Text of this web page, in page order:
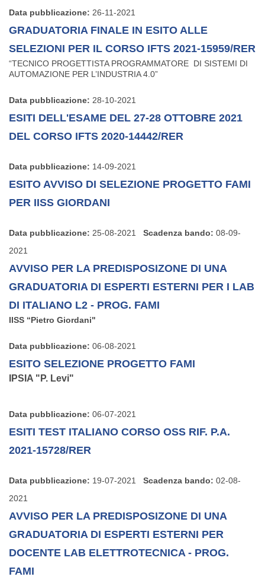
Data pubblicazione: 26-11-2021
GRADUATORIA FINALE IN ESITO ALLE
SELEZIONI PER IL CORSO IFTS 2021-15959/RER
“TECNICO PROGETTISTA PROGRAMMATORE DI SISTEMI DI
AUTOMAZIONE PER L’INDUSTRIA 4.0”
Data pubblicazione: 28-10-2021
ESITI DELL'ESAME DEL 27-28 OTTOBRE 2021
DEL CORSO IFTS 2020-14442/RER
Data pubblicazione: 14-09-2021
ESITO AVVISO DI SELEZIONE PROGETTO FAMI
PER IISS GIORDANI
Data pubblicazione: 25-08-2021 Scadenza bando: 08-09-
2021
AVVISO PER LA PREDISPOSIZONE DI UNA
GRADUATORIA DI ESPERTI ESTERNI PER I LAB
DI ITALIANO L2 - PROG. FAMI
IISS “Pietro Giordani"
Data pubblicazione: 06-08-2021
ESITO SELEZIONE PROGETTO FAMI
IPSIA "P. Levi"
Data pubblicazione: 06-07-2021
ESITI TEST ITALIANO CORSO OSS RIF. P.A.
2021-15728/RER
Data pubblicazione: 19-07-2021 Scadenza bando: 02-08-
2021
AVVISO PER LA PREDISPOSIZONE DI UNA
GRADUATORIA DI ESPERTI ESTERNI PER
DOCENTE LAB ELETTROTECNICA - PROG.
FAMI